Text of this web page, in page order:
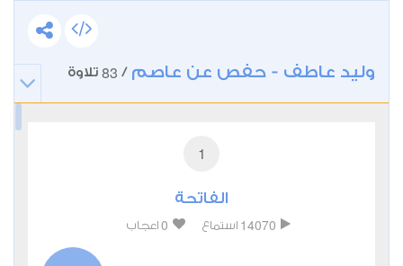
وليد عاطف - حفص عن عاصم /
83 تلاوة
1
الفاتحة
14070 استماع 0 اعجاب